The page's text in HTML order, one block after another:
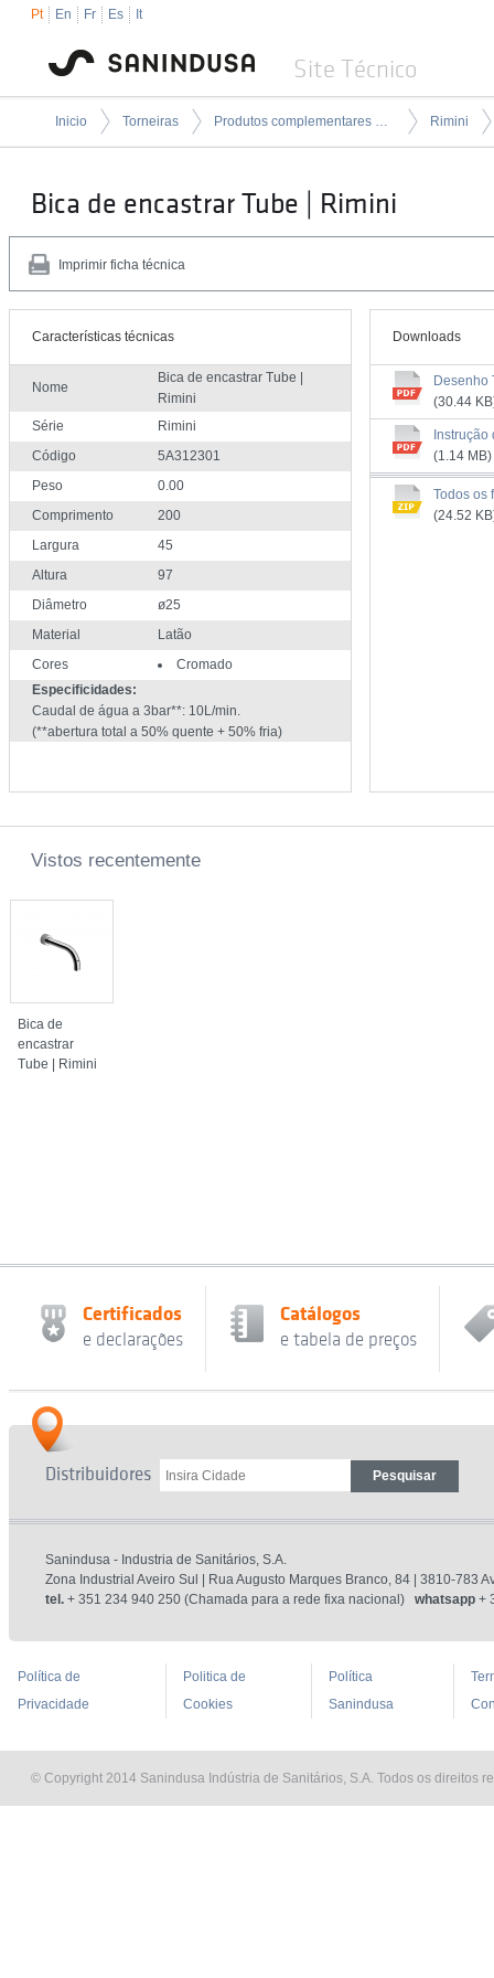
Pt En Fr Es It
Site Técnico
Inicio Torneiras Produtos complementares para torneiras Rimini
Bica de encastrar Tube | Rimini
Imprimir ficha técnica
Características técnicas
Nome
Bica de encastrar Tube |
Rimini
Série
Rimini
Código
5A312301
Peso
0.00
Comprimento
200
Largura
45
Altura
97
Diâmetro
ø25
Material
Latão
Cores
Cromado
Especificidades:
Caudal de água a 3bar**: 10L/min.
(**abertura total a 50% quente + 50% fria)
Downloads
Desenho
(30.44
(1.14 MB)
Todos os
(24.52
Vistos recentemente
Bica de
encastrar
Tube | Rimini
Certificados
e declarações
Catálogos
e tabela de preços
Distribuidores
Sanindusa - Industria de Sanitários, S.A.
Zona Industrial Aveiro Sul | Rua Augusto Marques Branco, 84 | 3810-783
tel. + 351 234 940 250 (Chamada para a rede fixa nacional) whatsapp +
Política de
Privacidade
Politica de
Cookies
Política
Sanindusa
© Copyright 2014 Sanindusa Indústria de Sanitários, S.A. Todos os direitos